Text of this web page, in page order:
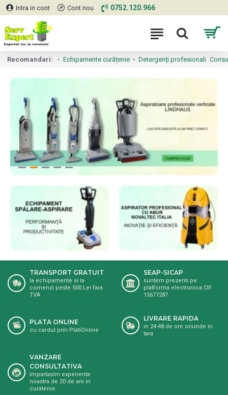
ServExpert
Intra in cont Cont nou 0752.120.966
Recomandari: Echipamente curățenie Detergenți profesionali
TRANSPORT GRATUIT
la echipamente si la
comenzi peste 500 Lei fara
TVA
SEAP-SICAP
suntem prezenti pe
platforma electronica CIF
15677287
PLATA ONLINE
cu cardul prin PlatiOnline
LIVRARE RAPIDA
in 24-48 de ore oriunde in
tara
VANZARE
CONSULTATIVA
impartasim experienta
noastra de 20 de ani in
curatenie